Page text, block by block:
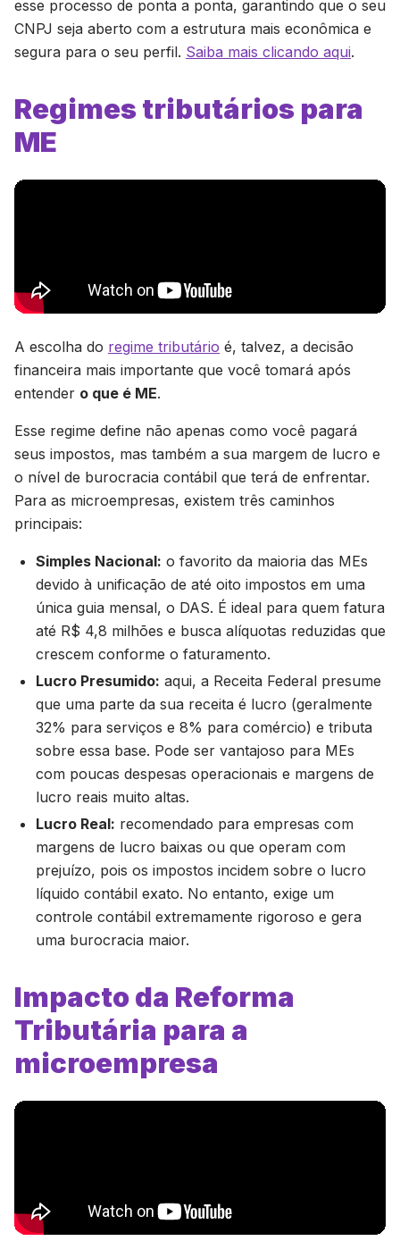
esse processo de ponta a ponta, garantindo que o seu
CNPJ seja aberto com a estrutura mais econômica e
segura para o seu perfil. Saiba mais clicando aqui.
Regimes tributários para
ME
A escolha do regime tributário é, talvez, a decisão
financeira mais importante que você tomará após
entender o que é ME.
Esse regime define não apenas como você pagará
seus impostos, mas também a sua margem de lucro e
o nível de burocracia contábil que terá de enfrentar.
Para as microempresas, existem três caminhos
principais:
Simples Nacional: o favorito da maioria das MEs
devido à unificação de até oito impostos em uma
única guia mensal, o DAS. É ideal para quem fatura
até R$ 4,8 milhões e busca alíquotas reduzidas que
crescem conforme o faturamento.
Lucro Presumido: aqui, a Receita Federal presume
que uma parte da sua receita é lucro (geralmente
32% para serviços e 8% para comércio) e tributa
sobre essa base. Pode ser vantajoso para MEs
com poucas despesas operacionais e margens de
lucro reais muito altas.
Lucro Real: recomendado para empresas com
margens de lucro baixas ou que operam com
prejuízo, pois os impostos incidem sobre o lucro
líquido contábil exato. No entanto, exige um
controle contábil extremamente rigoroso e gera
uma burocracia maior.
Impacto da Reforma
Tributária para a
microempresa